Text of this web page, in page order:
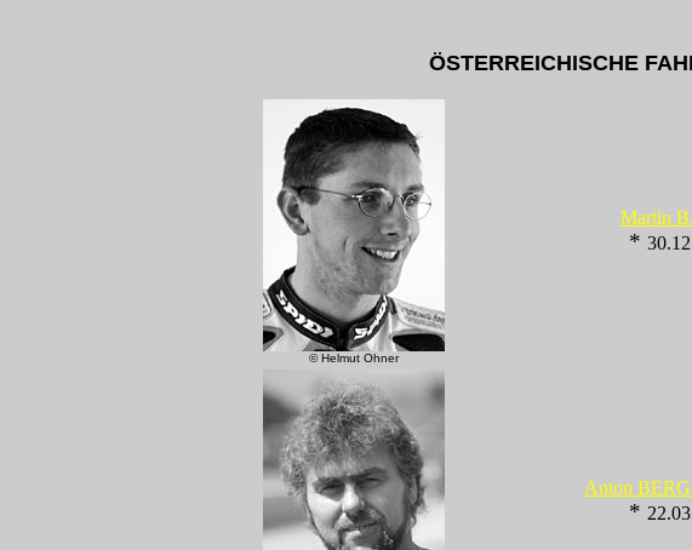
ÖSTERREICHISCHE
© Helmut Ohner
Martin
*
Anton
*